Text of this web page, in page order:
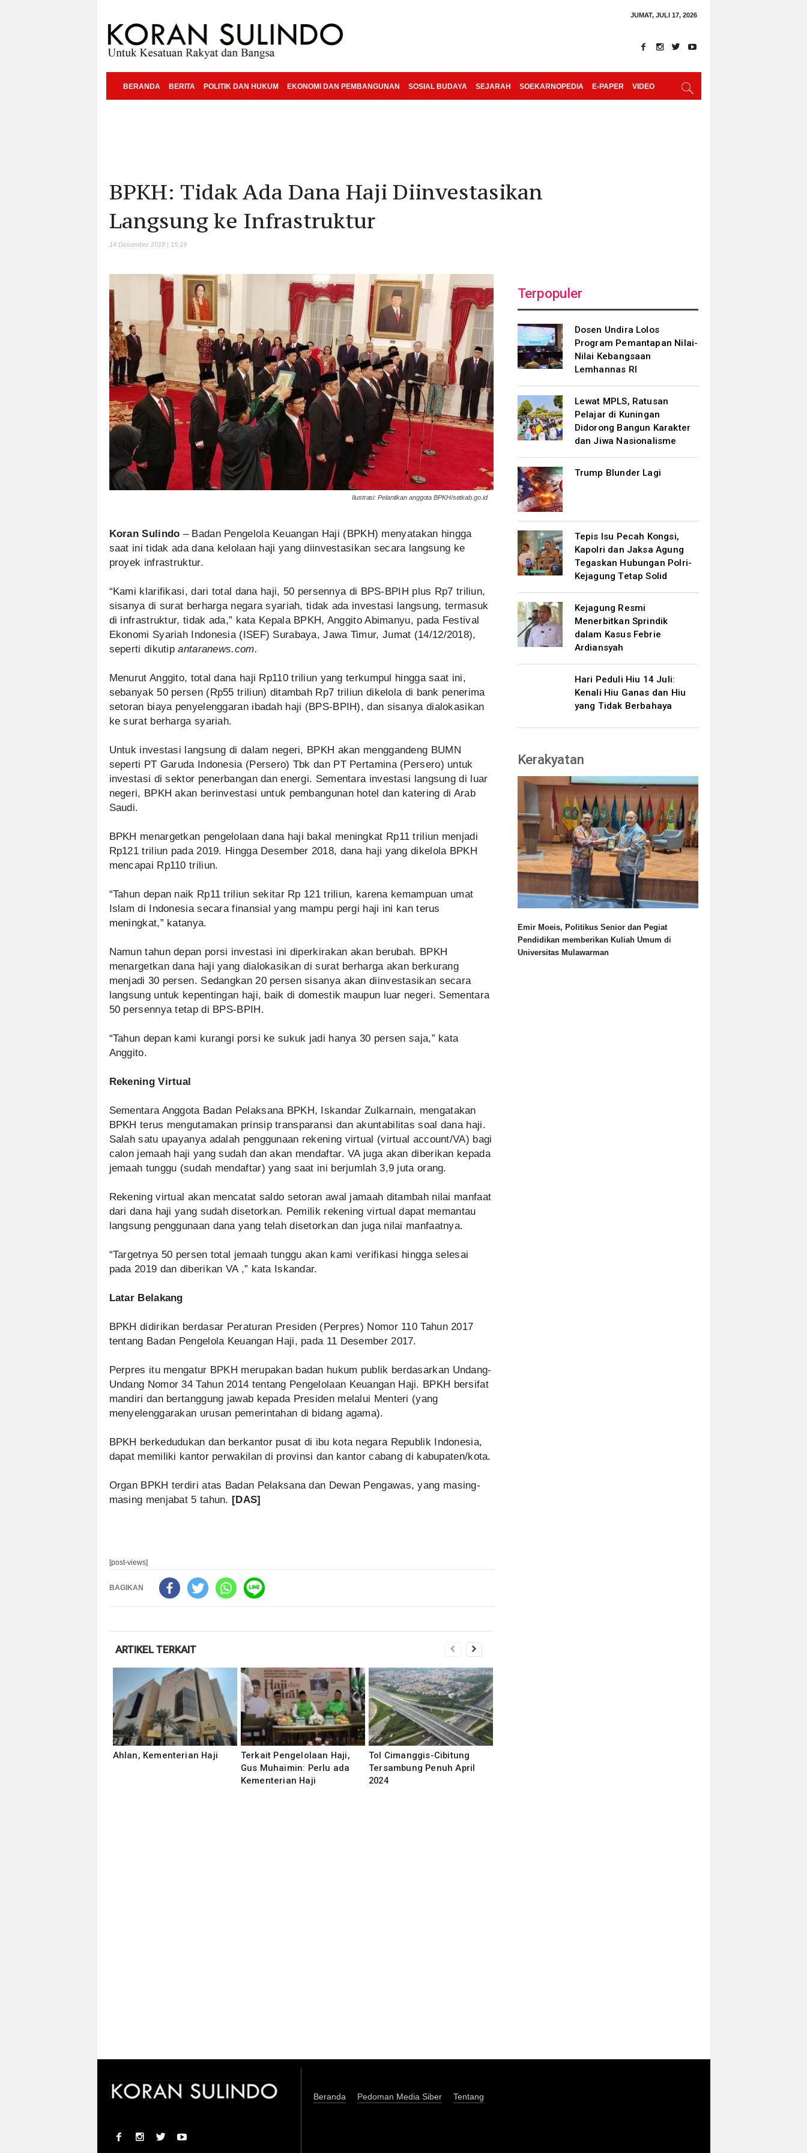
JUMAT, JULI 17, 2026
BERANDA BERITA POLITIK DAN HUKUM EKONOMI DAN PEMBANGUNAN SOSIAL BUDAYA SEJARAH SOEKARNOPEDIA E-PAPER VIDEO
BPKH: Tidak Ada Dana Haji Diinvestasikan
Langsung ke Infrastruktur
14 Desember 2018 | 15:19
Ilustrasi: Pelantikan anggota BPKH/setkab.go.id
Koran Sulindo – Badan Pengelola Keuangan Haji (BPKH) menyatakan hingga
saat ini tidak ada dana kelolaan haji yang diinvestasikan secara langsung ke
proyek infrastruktur.
“Kami klarifikasi, dari total dana haji, 50 persennya di BPS-BPIH plus Rp7 triliun,
sisanya di surat berharga negara syariah, tidak ada investasi langsung, termasuk
di infrastruktur, tidak ada,” kata Kepala BPKH, Anggito Abimanyu, pada Festival
Ekonomi Syariah Indonesia (ISEF) Surabaya, Jawa Timur, Jumat (14/12/2018),
seperti dikutipantaranews.com.
Menurut Anggito, total dana haji Rp110 triliun yang terkumpul hingga saat ini,
sebanyak 50 persen (Rp55 triliun) ditambah Rp7 triliun dikelola di bank penerima
setoran biaya penyelenggaran ibadah haji (BPS-BPIH), dan sisanya dialokasikan
ke surat berharga syariah.
Untuk investasi langsung di dalam negeri, BPKH akan menggandeng BUMN
seperti PT Garuda Indonesia (Persero) Tbk dan PT Pertamina (Persero) untuk
investasi di sektor penerbangan dan energi. Sementara investasi langsung di luar
negeri, BPKH akan berinvestasi untuk pembangunan hotel dan katering di Arab
Saudi.
BPKH menargetkan pengelolaan dana haji bakal meningkat Rp11 triliun menjadi
Rp121 triliun pada 2019. Hingga Desember 2018, dana haji yang dikelola BPKH
mencapai Rp110 triliun.
“Tahun depan naik Rp11 triliun sekitar Rp 121 triliun, karena kemampuan umat
Islam di Indonesia secara finansial yang mampu pergi haji ini kan terus
meningkat,” katanya.
Namun tahun depan porsi investasi ini diperkirakan akan berubah. BPKH
menargetkan dana haji yang dialokasikan di surat berharga akan berkurang
menjadi 30 persen. Sedangkan 20 persen sisanya akan diinvestasikan secara
langsung untuk kepentingan haji, baik di domestik maupun luar negeri. Sementara
50 persennya tetap di BPS-BPIH.
“Tahun depan kami kurangi porsi ke sukuk jadi hanya 30 persen saja,” kata
Anggito.
Rekening Virtual
Sementara Anggota Badan Pelaksana BPKH, Iskandar Zulkarnain, mengatakan
BPKH terus mengutamakan prinsip transparansi dan akuntabilitas soal dana haji.
Salah satu upayanya adalah penggunaan rekening virtual (virtual account/VA) bagi
calon jemaah haji yang sudah dan akan mendaftar. VA juga akan diberikan kepada
jemaah tunggu (sudah mendaftar) yang saat ini berjumlah 3,9 juta orang.
Rekening virtual akan mencatat saldo setoran awal jamaah ditambah nilai manfaat
dari dana haji yang sudah disetorkan. Pemilik rekening virtual dapat memantau
langsung penggunaan dana yang telah disetorkan dan juga nilai manfaatnya.
“Targetnya 50 persen total jemaah tunggu akan kami verifikasi hingga selesai
pada 2019 dan diberikan VA ,” kata Iskandar.
Latar Belakang
BPKH didirikan berdasar Peraturan Presiden (Perpres) Nomor 110 Tahun 2017
tentang Badan Pengelola Keuangan Haji, pada 11 Desember 2017.
Perpres itu mengatur BPKH merupakan badan hukum publik berdasarkan Undang-
Undang Nomor 34 Tahun 2014 tentang Pengelolaan Keuangan Haji. BPKH bersifat
mandiri dan bertanggung jawab kepada Presiden melalui Menteri (yang
menyelenggarakan urusan pemerintahan di bidang agama).
BPKH berkedudukan dan berkantor pusat di ibu kota negara Republik Indonesia,
dapat memiliki kantor perwakilan di provinsi dan kantor cabang di kabupaten/kota.
Organ BPKH terdiri atas Badan Pelaksana dan Dewan Pengawas, yang masing-
masing menjabat 5 tahun. [DAS]
[post-views]
BAGIKAN
ARTIKEL TERKAIT
Ahlan, Kementerian Haji
Terkait Pengelolaan Haji,
Gus Muhaimin: Perlu ada
Kementerian Haji
Tol Cimanggis-Cibitung
Tersambung Penuh April
2024
Terpopuler
Dosen Undira Lolos
Program Pemantapan Nilai-
Nilai Kebangsaan
Lemhannas RI
Lewat MPLS, Ratusan
Pelajar di Kuningan
Didorong Bangun Karakter
dan Jiwa Nasionalisme
Trump Blunder Lagi
Tepis Isu Pecah Kongsi,
Kapolri dan Jaksa Agung
Tegaskan Hubungan Polri-
Kejagung Tetap Solid
Kejagung Resmi
Menerbitkan Sprindik
dalam Kasus Febrie
Ardiansyah
Hari Peduli Hiu 14 Juli:
Kenali Hiu Ganas dan Hiu
yang Tidak Berbahaya
Kerakyatan
Emir Moeis, Politikus Senior dan Pegiat
Pendidikan memberikan Kuliah Umum di
Universitas Mulawarman
Beranda Pedoman Media Siber Tentang